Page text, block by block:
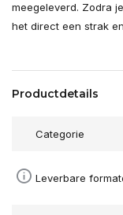
meegeleverd. Zodra
het direct een strak
Productdetails
Categorie
Leverbare